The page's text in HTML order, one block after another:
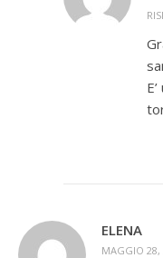
ELENA
MAGGIO 28,